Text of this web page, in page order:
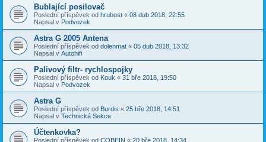
Bublající posilovač
Poslední příspěvek od hrubost « 08 dub 2018, 22:55
Napsal v Podvozek
Astra G 2005 Antena
Poslední příspěvek od dolenmat « 05 dub 2018, 13:32
Napsal v Autohifi
Palivový filtr- rychlospojky
Poslední příspěvek od Kouk « 31 bře 2018, 19:50
Napsal v Podvozek
Astra G
Poslední příspěvek od Burdis « 25 bře 2018, 14:51
Napsal v Technická Sekce
Účtenkovka?
Poslední příspěvek od COBEIN « 20 bře 2018, 14:34